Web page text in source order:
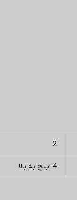
2
4 اینچ به بالا